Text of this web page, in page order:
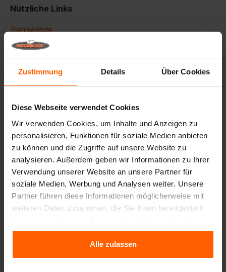
Zustimmung Details Über Cookies
Diese Webseite verwendet Cookies
Wir verwenden Cookies, um Inhalte und Anzeigen zu
personalisieren, Funktionen für soziale Medien anbieten
zu können und die Zugriffe auf unsere Website zu
analysieren. Außerdem geben wir Informationen zu Ihrer
Verwendung unserer Website an unsere Partner für
soziale Medien, Werbung und Analysen weiter. Unsere
Partner führen diese Informationen möglicherweise mit
weiteren Daten zusammen, die Sie ihnen bereitgestellt
haben oder die sie im Rahmen Ihrer Nutzung der Dienste
gesammelt haben.
Alle zulassen
Nützliche Links
Trennwände
Deckplatten
Häufig gestellte Fragen
Aus welchem Material sind die Gussformen
hergestellt?
Verkauft Betonblock® auch Betonblöcke?
Vermietet Betonblock® auch Gussformen?